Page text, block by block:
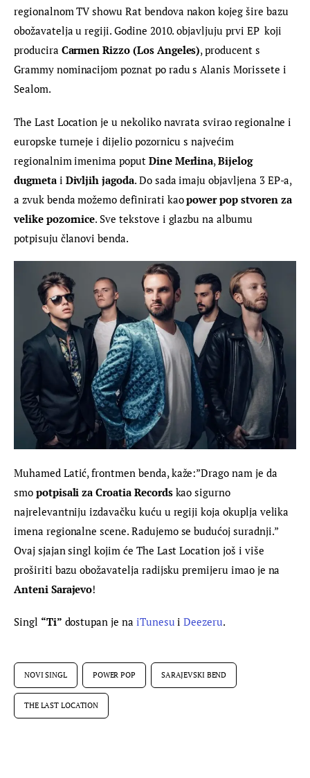
regionalnom TV showu Rat bendova nakon kojeg šire bazu
obožavatelja u regiji. Godine 2010. objavljuju prvi EP  koji
producira Carmen Rizzo (Los Angeles), producent s
Grammy nominacijom poznat po radu s Alanis Morissete i
Sealom.
The Last Location je u nekoliko navrata svirao regionalne i
europske turneje i dijelio pozornicu s najvećim
regionalnim imenima poput Dine Merlina, Bijelog
dugmeta i Divljih jagoda. Do sada imaju objavljena 3 EP-a,
a zvuk benda možemo definirati kao power pop stvoren za
velike pozornice. Sve tekstove i glazbu na albumu
potpisuju članovi benda.
Muhamed Latić, frontmen benda, kaže:”Drago nam je da
smo potpisali za Croatia Records kao sigurno
najrelevantniju izdavačku kuću u regiji koja okuplja velika
imena regionalne scene. Radujemo se budućoj suradnji.”
Ovaj sjajan singl kojim će The Last Location još i više
proširiti bazu obožavatelja radijsku premijeru imao je na
Anteni Sarajevo!
Singl “Ti” dostupan je na iTunesu i Deezeru.
NOVI SINGL POWER POP SARAJEVSKI BEND
THE LAST LOCATION